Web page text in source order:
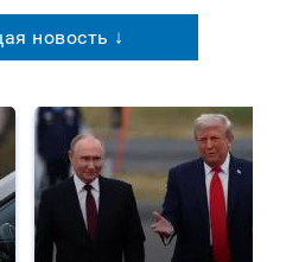
новость ↓